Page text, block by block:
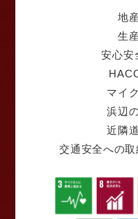
地
生
安心安
マイ
浜辺
近隣
交通安全への取